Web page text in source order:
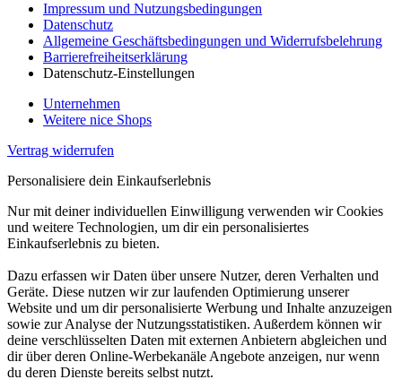
Impressum und Nutzungsbedingungen
Datenschutz
Allgemeine Geschäftsbedingungen und Widerrufsbelehrung
Barrierefreiheitserklärung
Datenschutz-Einstellungen
Unternehmen
Weitere nice Shops
Vertrag widerrufen
Personalisiere dein Einkaufserlebnis
Nur mit deiner individuellen Einwilligung verwenden wir Cookies
und weitere Technologien, um dir ein personalisiertes
Einkaufserlebnis zu bieten.
Dazu erfassen wir Daten über unsere Nutzer, deren Verhalten und
Geräte. Diese nutzen wir zur laufenden Optimierung unserer
Website und um dir personalisierte Werbung und Inhalte anzuzeigen
sowie zur Analyse der Nutzungsstatistiken. Außerdem können wir
deine verschlüsselten Daten mit externen Anbietern abgleichen und
dir über deren Online-Werbekanäle Angebote anzeigen, nur wenn
du deren Dienste bereits selbst nutzt.